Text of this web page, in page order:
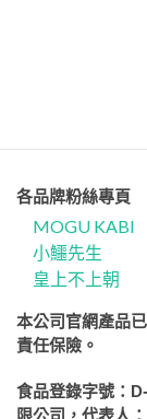
各品牌粉絲專頁
MOGU KABI
小鱷先生
皇上不上朝
本公司官網產品
責任保險。
食品登錄字號：
限公司，代表人